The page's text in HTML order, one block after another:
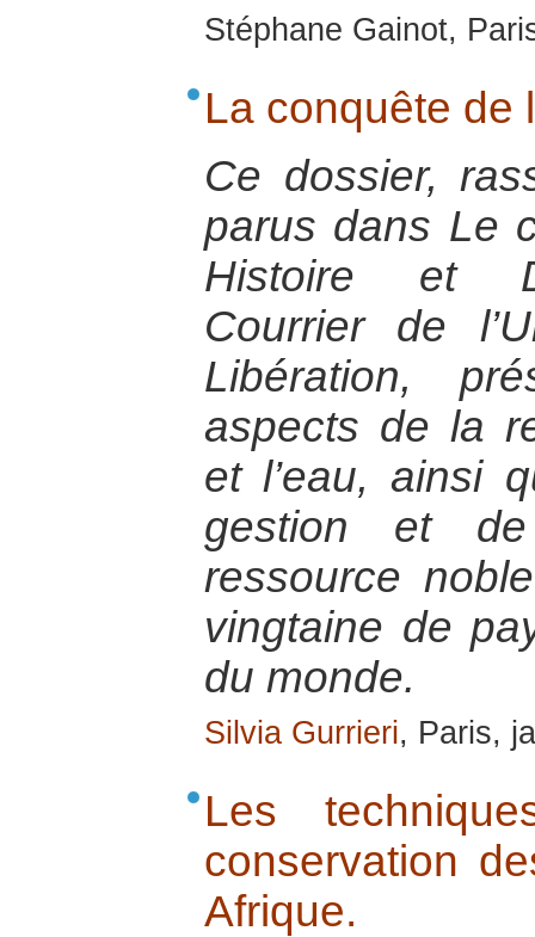
Stéphane Gainot,
La conquête de
Ce dossier,
parus dans Le
Histoire et
Courrier de
Libération,
aspects de la
et l’eau, ainsi
gestion et
ressource
vingtaine de
du monde.
Silvia Gurrieri, Paris,
Les
conservation
Afrique.